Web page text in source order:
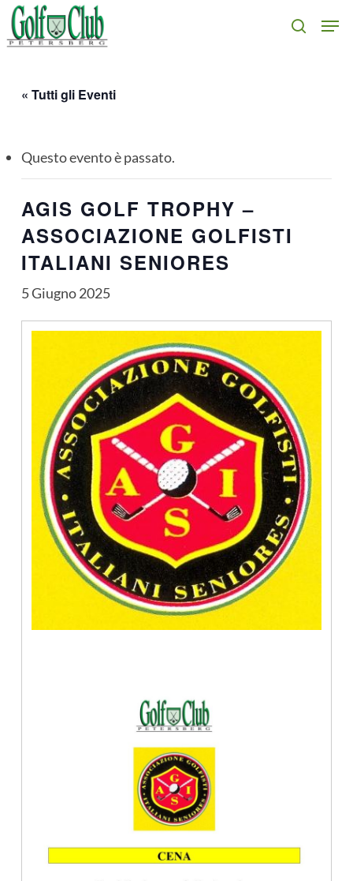
Skip
to
search
« Tutti gli Eventi
Questo evento è passato.
AGIS GOLF TROPHY –
ASSOCIAZIONE GOLFISTI
ITALIANI SENIORES
5 Giugno 2025